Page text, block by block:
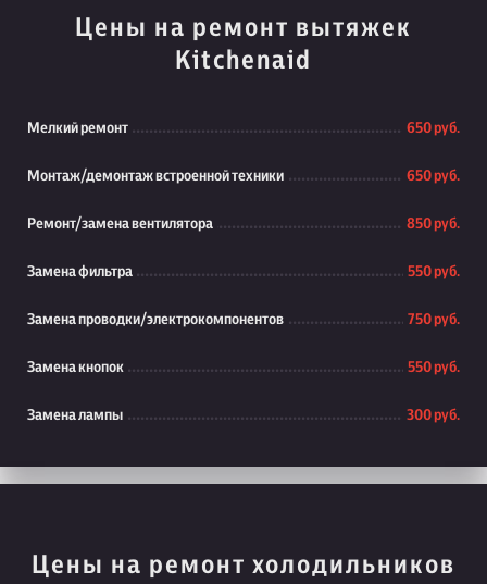
Цены на ремонт вытяжек
Kitchenaid
Мелкий ремонт 650 руб.
Монтаж/демонтаж встроенной техники 650 руб.
Ремонт/замена вентилятора 850 руб.
Замена фильтра 550 руб.
Замена проводки/электрокомпонентов 750 руб.
Замена кнопок 550 руб.
Замена лампы 300 руб.
Цены на ремонт холодильников